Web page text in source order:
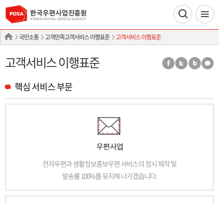
국민소통 고객만족고객서비스 이행표준 고객서비스 이행표준
고객서비스 이행표준
핵심 서비스 부문
전자우편과 생활정보홍보우편 서비스의 정시 제작 및
발송률 100%를 유지해 나가겠습니다.